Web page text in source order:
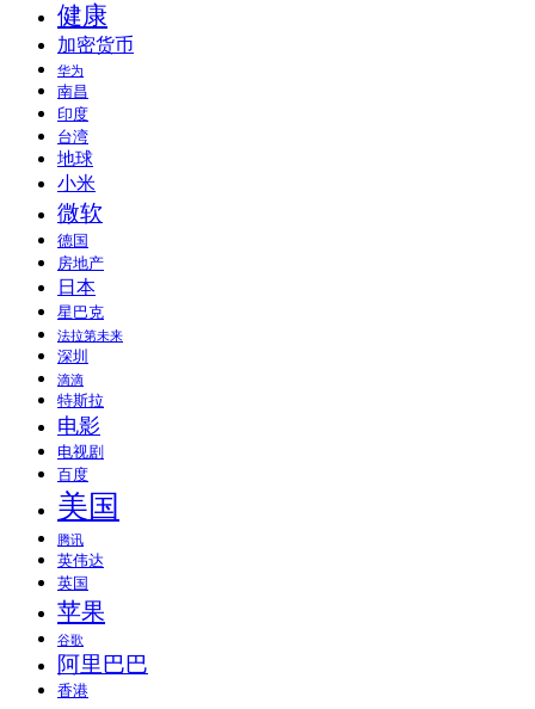
健康
加密货币
华为
南昌
印度
台湾
地球
小米
微软
德国
房地产
日本
星巴克
法拉第未来
深圳
滴滴
特斯拉
电影
电视剧
百度
美国
腾讯
英伟达
英国
苹果
谷歌
阿里巴巴
香港